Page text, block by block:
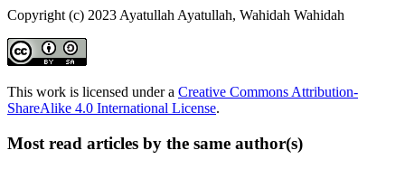
Copyright (c) 2023 Ayatullah Ayatullah, Wahidah Wahidah
This work is licensed under a Creative Commons Attribution-
ShareAlike 4.0 International License.
Most read articles by the same author(s)